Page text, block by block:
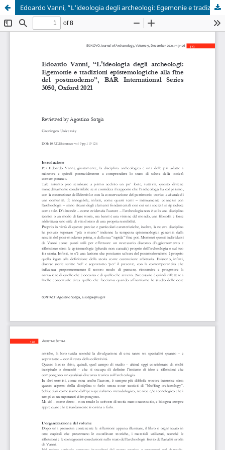
Edoardo Vanni, “L'ideologia degli archeologi: Egemonie e tradizioni epistemologiche alla fine del postmoderno”, BAR International Series 3050, Oxford 2021